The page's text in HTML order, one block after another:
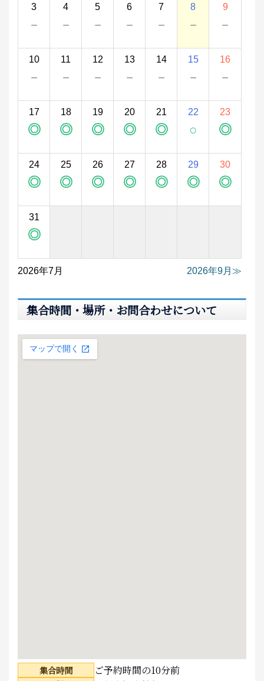
3
－
4
－
5
－
6
－
7
－
8
－
9
－
10
－
11
－
12
－
13
－
14
－
15
－
16
－
17
◎
18
◎
19
◎
20
◎
21
◎
22
○
23
◎
24
◎
25
◎
26
◎
27
◎
28
◎
29
◎
30
◎
31
◎
2026年7月 2026年9月
集合時間・場所・お問合わせについて
集合時間 ご予約時間の10分前